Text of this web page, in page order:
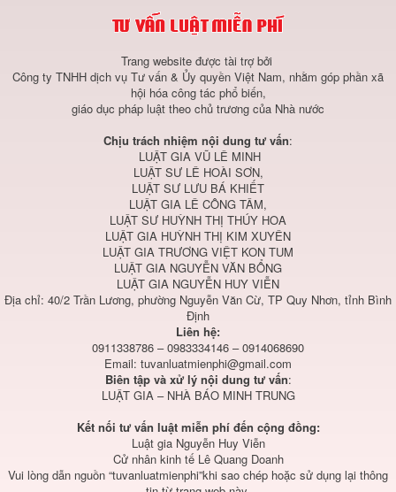
Trang website được tài trợ bởi
Công ty TNHH dịch vụ Tư vấn & Ủy quyền Việt Nam, nhằm góp phần xã
hội hóa công tác phổ biến,
giáo dục pháp luật theo chủ trương của Nhà nước
Chịu trách nhiệm nội dung tư vấn:
LUẬT GIA VŨ LÊ MINH
LUẬT SƯ LÊ HOÀI SƠN,
LUẬT SƯ LƯU BÁ KHIẾT
LUẬT GIA LÊ CÔNG TÂM,
LUẬT SƯ HUỲNH THỊ THÚY HOA
LUẬT GIA HUỲNH THỊ KIM XUYÊN
LUẬT GIA TRƯƠNG VIỆT KON TUM
LUẬT GIA NGUYỄN VĂN BỔNG
LUẬT GIA NGUYỄN HUY VIỄN
Địa chỉ: 40/2 Trần Lương, phường Nguyễn Văn Cừ, TP Quy Nhơn, tỉnh Bình
Định
Liên hệ:
0911338786 – 0983334146 – 0914068690
Email: tuvanluatmienphi@gmail.com
Biên tập và xử lý nội dung tư vấn:
LUẬT GIA – NHÀ BÁO MINH TRUNG
Kết nối tư vấn luật miễn phí đến cộng đồng:
Luật gia Nguyễn Huy Viễn
Cử nhân kinh tế Lê Quang Doanh
Vui lòng dẫn nguồn “tuvanluatmienphi”khi sao chép hoặc sử dụng lại thông